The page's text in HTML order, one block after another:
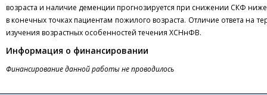
возраста и наличие деменции прогнозируется при снижении СКФ
в конечных точках пациентам пожилого возраста. Отличие ответа на
изучения возрастных особенностей течения ХСНнФВ.
Информация о финансировании
Финансирование данной работы не проводилось